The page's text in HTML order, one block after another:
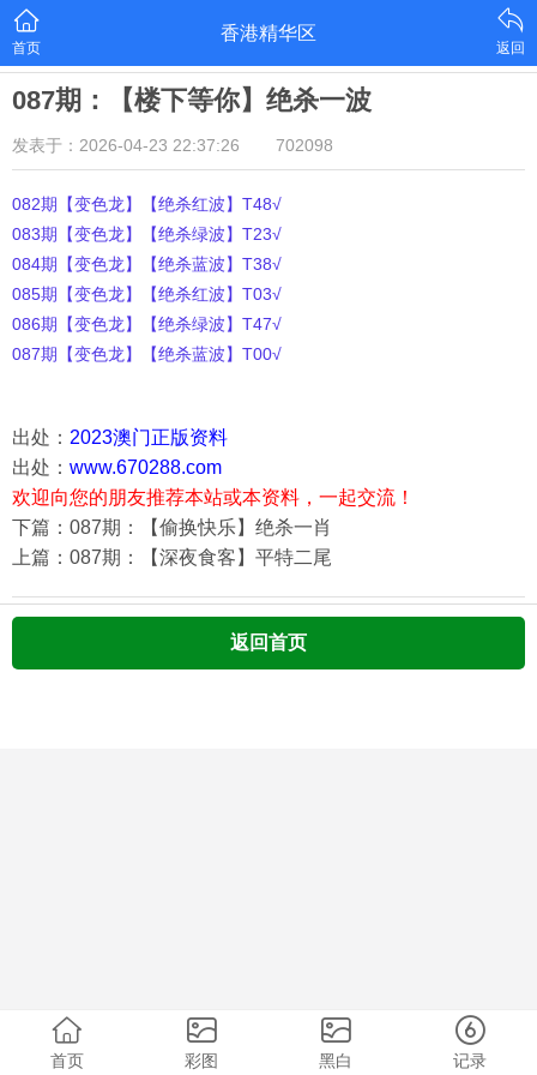
首页
香港精华区
返回
087期：【楼下等你】绝杀一波
发表于：2026-04-23 22:37:26 702098
082期【变色龙】【绝杀红波】T48√
083期【变色龙】【绝杀绿波】T23√
084期【变色龙】【绝杀蓝波】T38√
085期【变色龙】【绝杀红波】T03√
086期【变色龙】【绝杀绿波】T47√
087期【变色龙】【绝杀蓝波】T00√
出处： 2023澳门正版资料
出处： www.670288.com
欢迎向您的朋友推荐本站或本资料，一起交流！
下篇：087期：【偷换快乐】绝杀一肖
上篇：087期：【深夜食客】平特二尾
返回首页
首页 彩图 黑白 记录